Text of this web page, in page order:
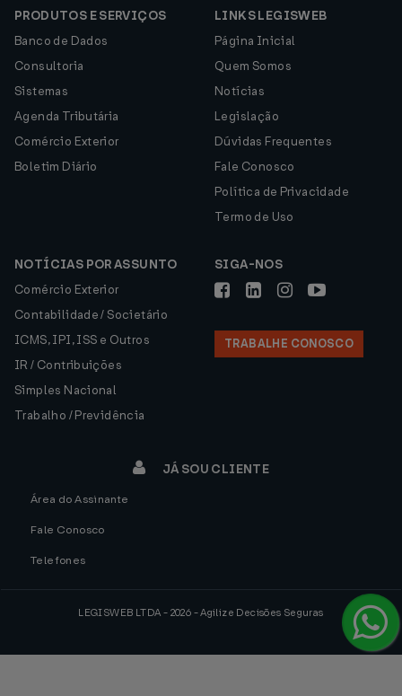
PRODUTOS E SERVIÇOS
Banco de Dados
Consultoria
Sistemas
Agenda Tributária
Comércio Exterior
Boletim Diário
LINKS LEGISWEB
Página Inicial
Quem Somos
Notícias
Legislação
Dúvidas Frequentes
Fale Conosco
Política de Privacidade
Termo de Uso
NOTÍCIAS POR ASSUNTO
Comércio Exterior
Contabilidade / Societário
ICMS, IPI, ISS e Outros
IR / Contribuições
Simples Nacional
Trabalho / Previdência
SIGA-NOS
TRABALHE CONOSCO
JÁ SOU CLIENTE
Área do Assinante
Fale Conosco
Telefones
LEGISWEB LTDA - 2026 - Agilize Decisões Seguras